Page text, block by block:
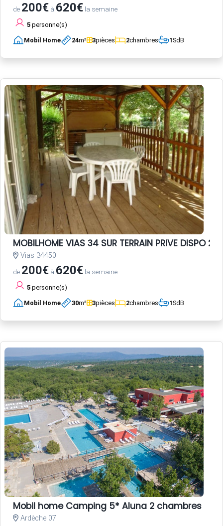
de 200€ à 620€ la semaine
5 personne(s)
Mobil Home 24m² 3pièces 2chambres 1SdB
MOBILHOME VIAS 34 SUR TERRAIN PRIVE DISPO 20
Vias 34450
de 200€ à 620€ la semaine
5 personne(s)
Mobil Home 30m² 3pièces 2chambres 1SdB
Mobil home Camping 5* Aluna 2 chambres
Ardèche 07